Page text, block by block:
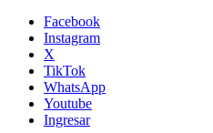
Facebook
Instagram
X
TikTok
WhatsApp
Youtube
Ingresar